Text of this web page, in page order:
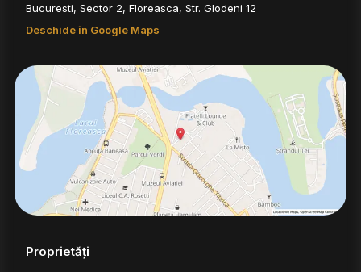
Bucuresti, Sector 2, Floreasca, Str. Glodeni 12
Deschide în Google Maps
Proprietăți